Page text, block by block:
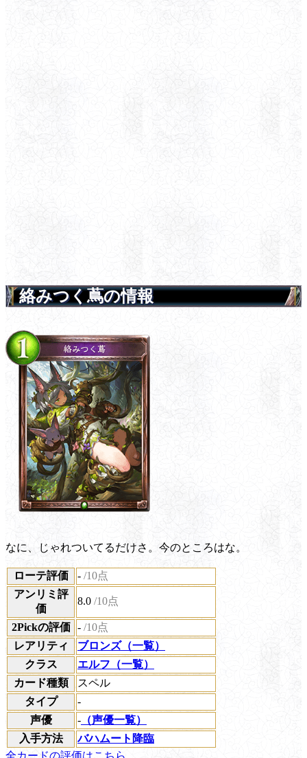
絡みつく蔦の情報
なに、じゃれついてるだけさ。今のところはな。
ローテ評価 - /10点
アンリミ評
価
8.0 /10点
2Pickの評価 - /10点
レアリティ
ブロンズ（一覧）
クラス
エルフ（一覧）
カード種類
スペル
タイプ
-
声優
- （声優一覧）
入手方法
バハムート降臨
全カードの評価はこちら